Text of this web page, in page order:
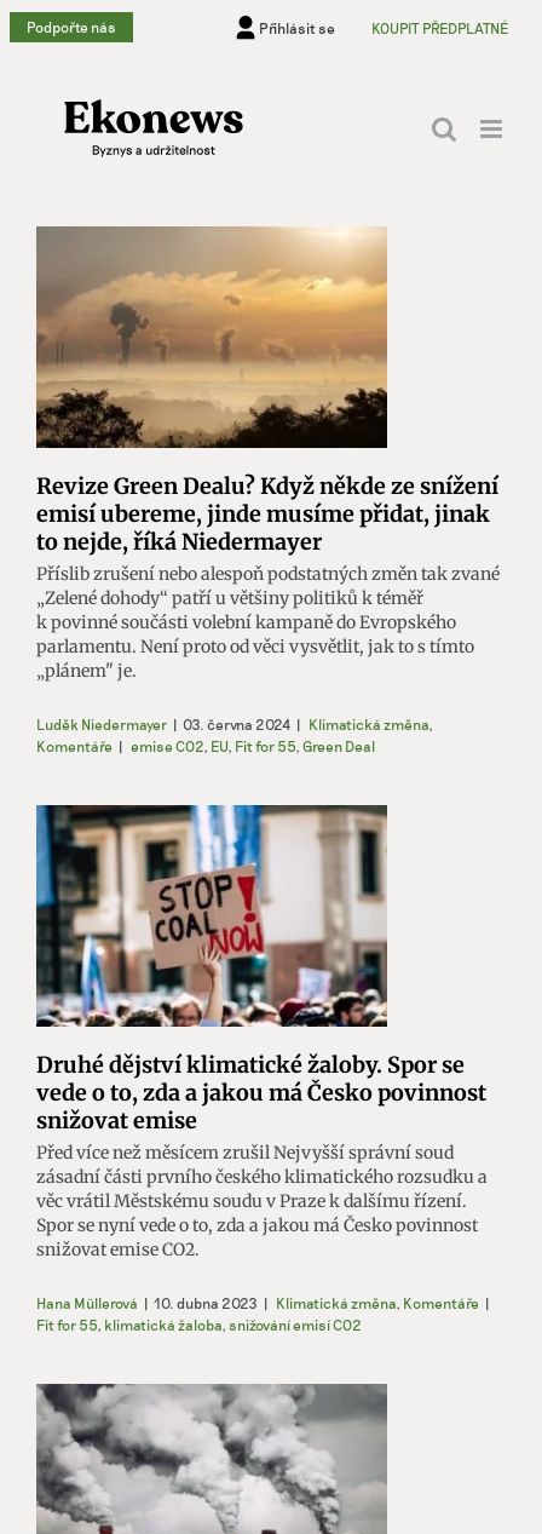
Přeskočit
na
Podpořte nás Přihlásit se KOUPIT PŘEDPLATNÉ
Revize Green Dealu? Když někde ze snížení
emisí ubereme, jinde musíme přidat, jinak
to nejde, říká Niedermayer
Příslib zrušení nebo alespoň podstatných změn tak zvané
„Zelené dohody“ patří u většiny politiků k téměř
k povinné součásti volební kampaně do Evropského
parlamentu. Není proto od věci vysvětlit, jak to s tímto
„plánem" je.
Luděk Niedermayer | 03. června 2024 | Klimatická změna,
Komentáře | emise CO2, EU, Fit for 55, Green Deal
Druhé dějství klimatické žaloby. Spor se
vede o to, zda a jakou má Česko povinnost
snižovat emise
Před více než měsícem zrušil Nejvyšší správní soud
zásadní části prvního českého klimatického rozsudku a
věc vrátil Městskému soudu v Praze k dalšímu řízení.
Spor se nyní vede o to, zda a jakou má Česko povinnost
snižovat emise CO2.
Hana Müllerová | 10. dubna 2023 | Klimatická změna, Komentáře |
Fit for 55, klimatická žaloba, snižování emisí CO2